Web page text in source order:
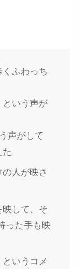
くふわっち
という声が
声がして
た
の人が映さ
映して、そ
った手も映
というコメ